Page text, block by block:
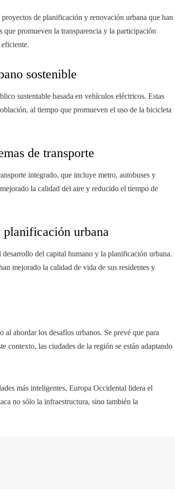
de planificación y renovación urbana que han
promueven la transparencia y la participación
sostenible
sustentable basada en vehículos eléctricos. Estas
al tiempo que promueven el uso de la bicicleta
de transporte
integrado, que incluye metro, autobuses y
la calidad del aire y reducido el tiempo de
planificación urbana
del capital humano y la planificación urbana.
mejorado la calidad de vida de sus residentes y
abordar los desafíos urbanos. Se prevé que para
contexto, las ciudades de la región se están adaptando
más inteligentes, Europa Occidental lidera el
no sólo la infraestructura, sino también la